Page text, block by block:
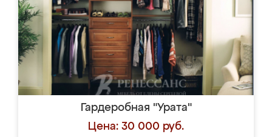
Гардеробная "Урата"
Цена: 30 000 руб.